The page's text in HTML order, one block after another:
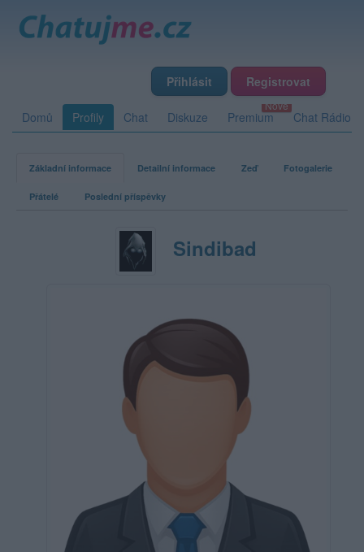
Přihlásit Registrovat
Domů Profily Chat Diskuze Premium Chat Rádio
Základní informace Detailní informace Zeď Fotogalerie
Přátelé Poslední příspěvky
Sindibad